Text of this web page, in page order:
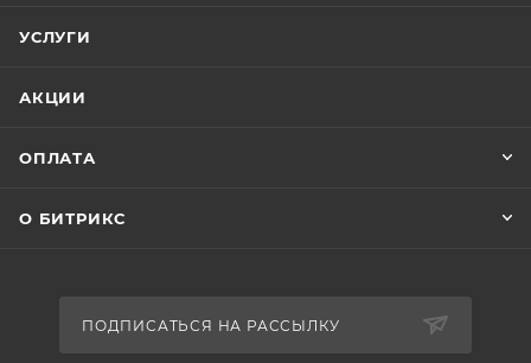
УСЛУГИ
АКЦИИ
ОПЛАТА
О БИТРИКС
ПОДПИСАТЬСЯ НА РАССЫЛКУ